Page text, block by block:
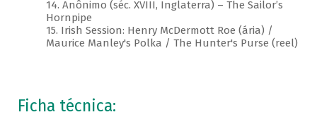
14. Anônimo (séc. XVIII, Inglaterra) – The Sailor’s
Hornpipe
15. Irish Session: Henry McDermott Roe (ária) /
Maurice Manley's Polka / The Hunter's Purse (reel)
Ficha técnica: